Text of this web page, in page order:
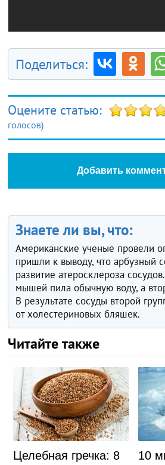
Поделиться:
Оцените статью:
голосов)
Добавить
Знаете ли вы, что:
Американские ученые провели
пришли к выводу, что арбузный
развитие атеросклероза
мышей пила обычную воду, а
В результате сосуды второй
от холестериновых бляшек.
Читайте также
Целебная гречка: 8
10